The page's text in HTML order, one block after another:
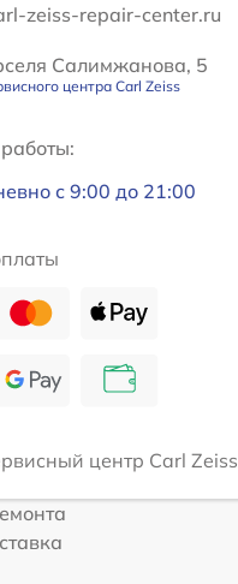
zeiss-repair-center.ru
Салимжанова, 5
центра Carl Zeiss
с 9:00 до 21:00
центр Carl Zeiss